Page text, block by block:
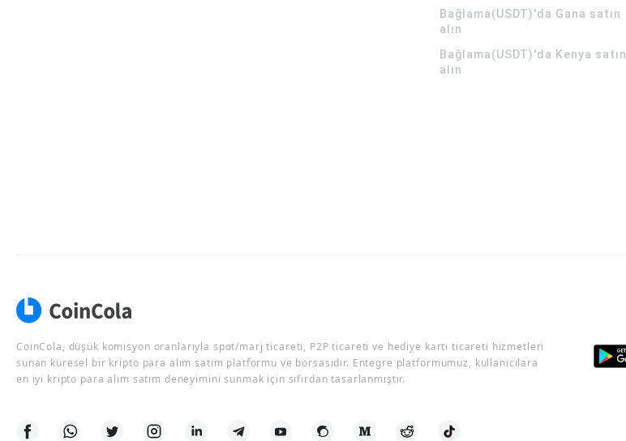
Bağlama(USDT)'da Gana satın
alın
Bağlama(USDT)'da Kenya satın
alın
CoinCola, düşük komisyon oranlarıyla spot/marj ticareti, P2P ticareti ve hediye kartı ticareti hizmetleri
sunan küresel bir kripto para alım satım platformu ve borsasıdır. Entegre platformumuz, kullanıcılara
en iyi kripto para alım satım deneyimini sunmak için sıfırdan tasarlanmıştır.